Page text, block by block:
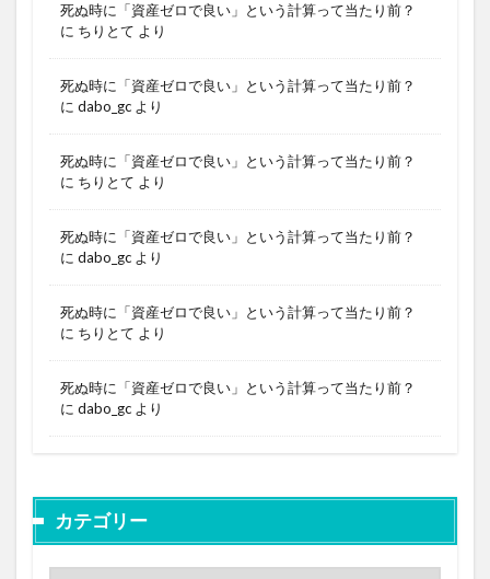
死ぬ時に「資産ゼロで良い」という計算って当たり前？
に ちりとて より
死ぬ時に「資産ゼロで良い」という計算って当たり前？
に dabo_gc より
死ぬ時に「資産ゼロで良い」という計算って当たり前？
に ちりとて より
死ぬ時に「資産ゼロで良い」という計算って当たり前？
に dabo_gc より
死ぬ時に「資産ゼロで良い」という計算って当たり前？
に ちりとて より
死ぬ時に「資産ゼロで良い」という計算って当たり前？
に dabo_gc より
カテゴリー